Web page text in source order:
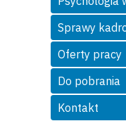
Sprawy
Oferty pracy
Do pobrania
Kontakt